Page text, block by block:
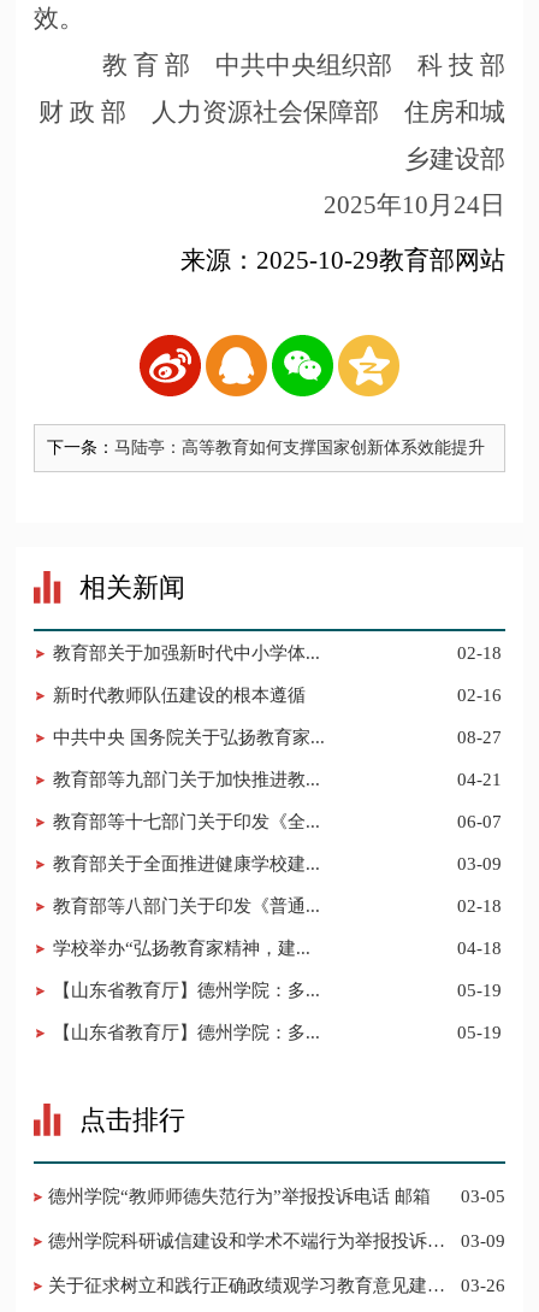
效。
教 育 部 中共中央组织部 科 技 部
财 政 部 人力资源社会保障部 住房和城
乡建设部
2025年10月24日
来源： 2025-10-29教育部网站
下一条：马陆亭：高等教育如何支撑国家创新体系效能提升
相关新闻
教育部关于加强新时代中小学体... 02-18
新时代教师队伍建设的根本遵循 02-16
中共中央 国务院关于弘扬教育家... 08-27
教育部等九部门关于加快推进教... 04-21
教育部等十七部门关于印发《全... 06-07
教育部关于全面推进健康学校建... 03-09
教育部等八部门关于印发《普通... 02-18
学校举办“弘扬教育家精神，建... 04-18
【山东省教育厅】德州学院：多... 05-19
【山东省教育厅】德州学院：多... 05-19
点击排行
德州学院“教师师德失范行为”举报投诉电话 邮箱 03-05
德州学院科研诚信建设和学术不端行为举报投诉电
03-09
03-26